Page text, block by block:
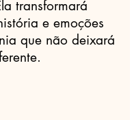
transformará
e emoções
que não deixará